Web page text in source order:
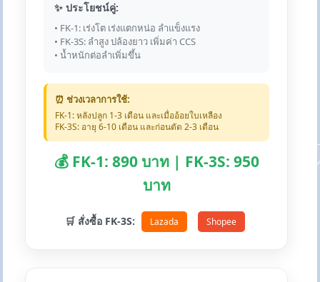
✨ ประโยชน์คู่:
• FK-1: เร่งโต เร่งแตกหน่อ ลำแข็งแรง
• FK-3S: ลำสูง ปล้องยาว เพิ่มค่า CCS
• น้ำหนักต่อลำเพิ่มขึ้น
⏰ ช่วงเวลาการใช้:
FK-1: หลังปลูก 1-3 เดือน และเมื่ออ้อยใบเหลือง
FK-3S: อายุ 6-10 เดือน และก่อนตัด 2-3 เดือน
💰 FK-1: 890 บาท | FK-3S: 950
บาท
🛒 สั่งซื้อ FK-3S: Lazada Shopee